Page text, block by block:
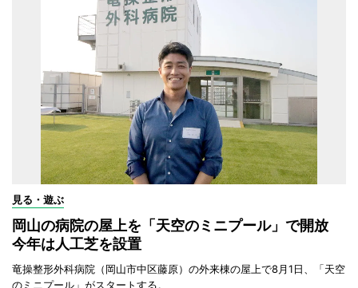
見る・遊ぶ
岡山の病院の屋上を「天空のミニプール」で開放
今年は人工芝を設置
竜操整形外科病院（岡山市中区藤原）の外来棟の屋上で8月1日、「天空
のミニプール」がスタートする。